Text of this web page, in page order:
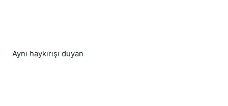
Aynı haykırışı duyan